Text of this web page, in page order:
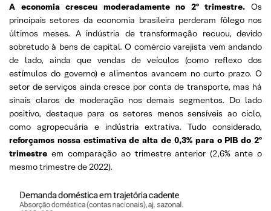
A economia cresceu moderadamente no 2º trimestre. Os
principais setores da economia brasileira perderam fôlego nos
últimos meses. A indústria de transformação recuou, devido
sobretudo à bens de capital. O comércio varejista vem andando
de lado, ainda que vendas de veículos (como reflexo dos
estímulos do governo) e alimentos avancem no curto prazo. O
setor de serviços ainda cresce por conta de transporte, mas há
sinais claros de moderação nos demais segmentos. Do lado
positivo, destaque para os setores menos sensíveis ao ciclo,
como agropecuária e indústria extrativa. Tudo considerado,
reforçamos nossa estimativa de alta de 0,3% para o PIB do 2º
trimestre em comparação ao trimestre anterior (2,6% ante o
mesmo trimestre de 2022).